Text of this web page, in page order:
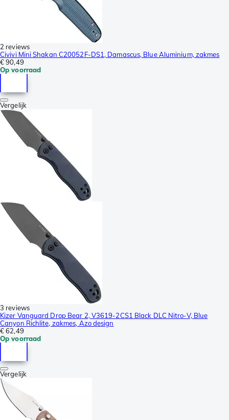
2 reviews
Civivi Mini Shakan C20052F-DS1, Damascus, Blue Aluminium, zakmes
€ 90,49
Op voorraad
Vergelijk
3 reviews
Kizer Vanguard Drop Bear 2, V3619-2CS1 Black DLC Nitro-V, Blue
Canyon Richlite, zakmes, Azo design
€ 62,49
Op voorraad
Vergelijk